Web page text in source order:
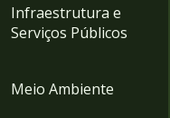
Infraestrutura e
Serviços Públicos
Meio Ambiente